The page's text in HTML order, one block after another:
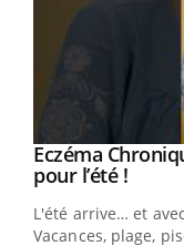
Youtube
Eczéma
pour l’été !
L'été arrive… et
Vacances, plage,